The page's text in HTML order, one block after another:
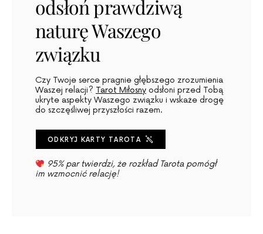
odsłoń prawdziwą
naturę Waszego
związku
Czy Twoje serce pragnie głębszego zrozumienia
Waszej relacji? Tarot Miłosny odsłoni przed Tobą
ukryte aspekty Waszego związku i wskaże drogę
do szczęśliwej przyszłości razem.
ODKRYJ KARTY TAROTA
95% par twierdzi, że rozkład Tarota pomógł
im wzmocnić relację!